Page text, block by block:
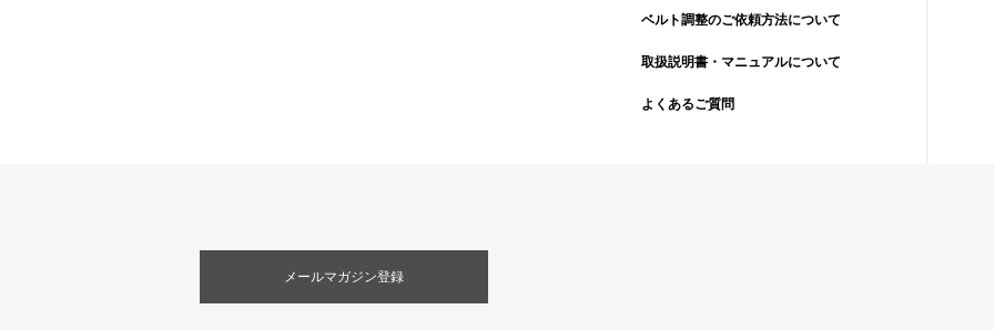
ベルト調整のご依頼方法について
取扱説明書・マニュアルについて
よくあるご質問
メールマガジン登録